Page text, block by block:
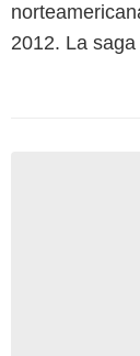
2012. La